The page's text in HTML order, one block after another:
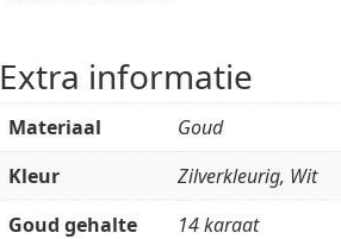
Extra informatie
Materiaal
Goud
Kleur
Zilverkleurig, Wit
Goud gehalte
14 karaat